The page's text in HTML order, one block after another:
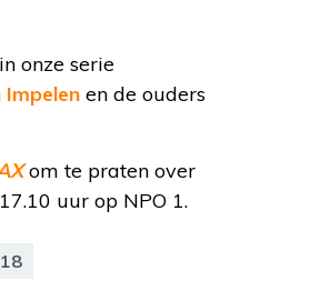
onze serie
en de ouders
om te praten over
uur op NPO 1.